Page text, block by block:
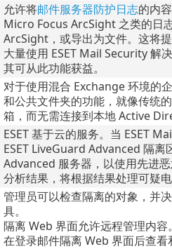
允许将邮件服务器防护日志的内
Micro Focus ArcSight 之类的日
ArcSight，或导出为文件。这将
大量使用 ESET Mail Security 解
其可从此功能获益。
对于使用混合 Exchange 环境的
和公共文件夹的功能，就像传统
箱，而无需连接到本地 Active
ESET 基于云的服务。当 ESET
ESET LiveGuard Advanced 隔离
Advanced 服务器，以使用先进
分析结果，将根据结果处理可疑电
管理员可以检查隔离的对象，并
具。
隔离 Web 界面允许远程管理内
在登录邮件隔离 Web 界面后查看